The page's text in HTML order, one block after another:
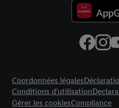
Coordonnées légales
Conditions d'utilisation
Gérer les cookiesCompliance